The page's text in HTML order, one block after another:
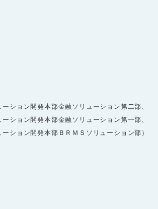
ーション開発本部金融ソリューション第二部、
ション開発本部金融ソリューション第一部、
ション開発本部ＢＲＭＳソリューション部）